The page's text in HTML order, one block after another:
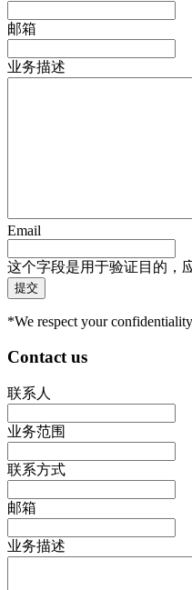
邮箱
业务描述
Email
这个字段是用于验证目的，
*We respect your
Contact us
联系人
业务范围
联系方式
邮箱
业务描述